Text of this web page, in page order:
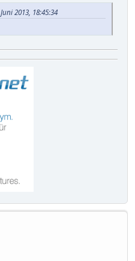
2013, 18:45:34